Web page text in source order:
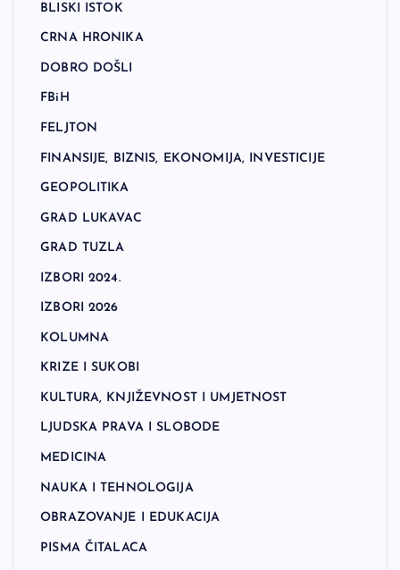
BLISKI ISTOK
CRNA HRONIKA
DOBRO DOŠLI
FBiH
FELJTON
FINANSIJE, BIZNIS, EKONOMIJA, INVESTICIJE
GEOPOLITIKA
GRAD LUKAVAC
GRAD TUZLA
IZBORI 2024.
IZBORI 2026
KOLUMNA
KRIZE I SUKOBI
KULTURA, KNJIŽEVNOST I UMJETNOST
LJUDSKA PRAVA I SLOBODE
MEDICINA
NAUKA I TEHNOLOGIJA
OBRAZOVANJE I EDUKACIJA
PISMA ČITALACA